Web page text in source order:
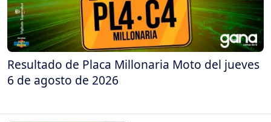
Resultado de Placa Millonaria Moto del jueves
6 de agosto de 2026